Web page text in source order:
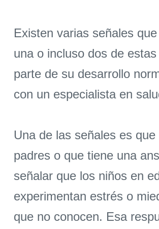
Existen varias señales
una o incluso dos de
parte de su desarrollo
con un especialista en
Una de las señales es
padres o que tiene una
señalar que los niños en
experimentan estrés o
que no conocen. Esa